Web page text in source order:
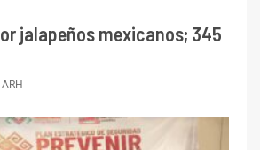
jalapeños mexicanos; 345
ARH